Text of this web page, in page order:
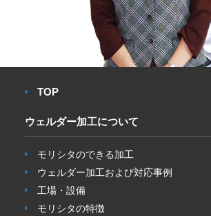
TOP
ウェルダー加工について
モリシタのできる加工
ウェルダー加工および対応事例
工場・設備
モリシタの特徴